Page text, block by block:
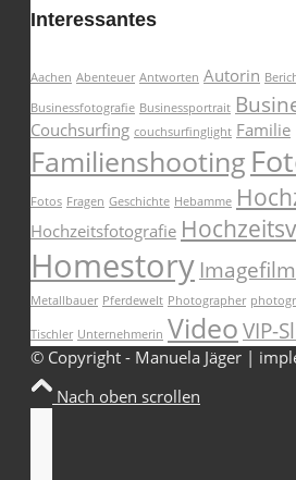
Interessantes
Aachen Abenteuer Antworten Autorin
Businessfotografie Businessportrait
Couchsurfing couchsurfinglight Familie
Familienshooting
Fotos Fragen Geschichte Hebamme
Hochzeitsfotografie
Homestory Imagefilm
Metallbauer Pferdewelt Photographer
Tischler Unternehmerin Video VIP-
© Copyright - Manuela Jäger |
Nach oben scrollen